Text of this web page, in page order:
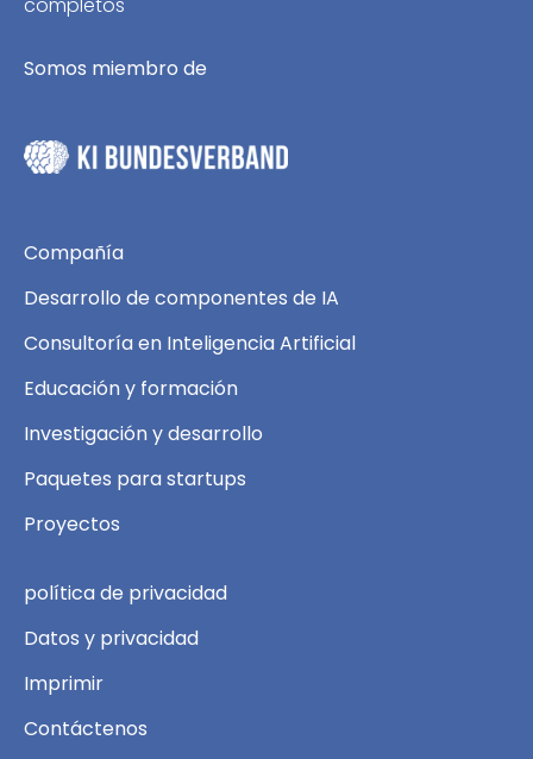
completos
Somos miembro de
Compañía
Desarrollo de componentes de IA
Consultoría en Inteligencia Artificial
Educación y formación
Investigación y desarrollo
Paquetes para startups
Proyectos
política de privacidad
Datos y privacidad
Imprimir
Contáctenos